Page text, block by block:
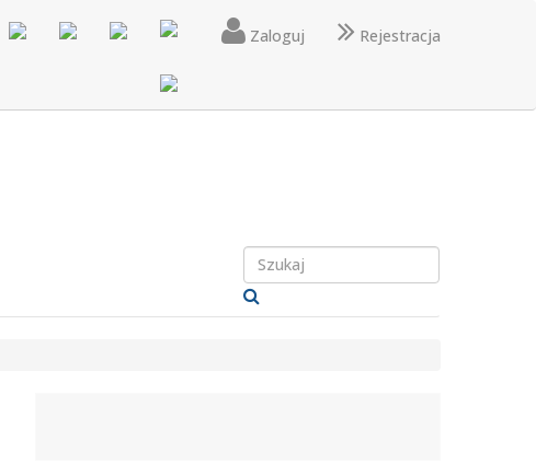
Zaloguj Rejestracja